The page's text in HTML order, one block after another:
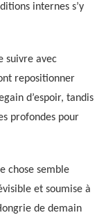
internes s’y
suivre avec
repositionner
d’espoir, tandis
profondes pour
chose semble
et soumise à
de demain